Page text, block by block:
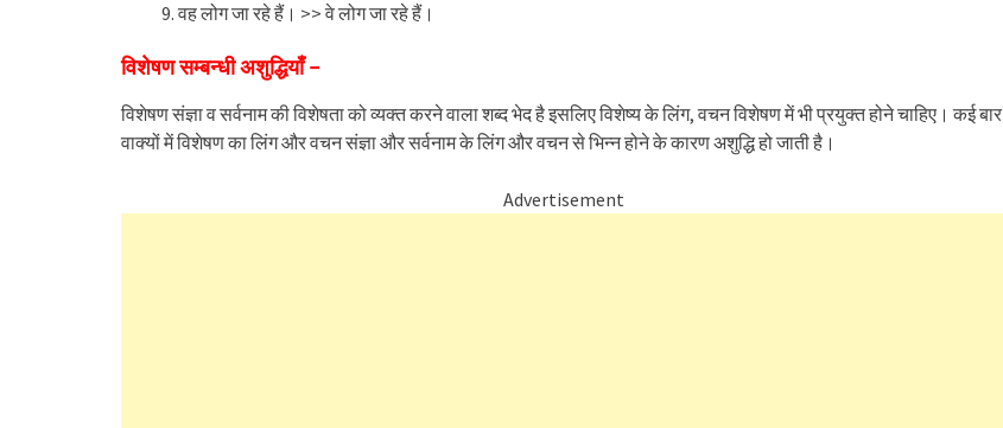
वह लोग जा रहे हैं। >> वे लोग जा रहे हैं।
विशेषण सम्बन्धी अशुद्धियाँ –
विशेषण संज्ञा व सर्वनाम की विशेषता को व्यक्त करने वाला शब्द भेद है इसलिए विशेष्य के लिंग, वचन विशेषण में भी प्रयुक्त होने चाहिए। कई बार
वाक्यों में विशेषण का लिंग और वचन संज्ञा और सर्वनाम के लिंग और वचन से भिन्न होने के कारण अशुद्धि हो जाती है।
Advertisement